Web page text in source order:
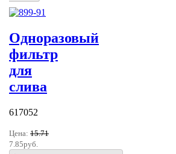
Одноразовый
фильтр
для
слива
617052
Цена: 15.71
7.85руб.